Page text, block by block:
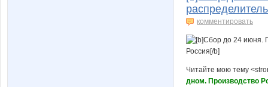
комментировать
Читайте мою тему
дном. Производство